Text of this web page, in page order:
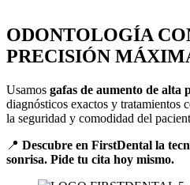
ODONTOLOGÍA
PRECISIÓN
Usamos gafas de aumento de alta
diagnósticos exactos y tratamientos
la seguridad y comodidad del
📍 Descubre en FirstDental la
sonrisa. Pide tu cita hoy mismo.